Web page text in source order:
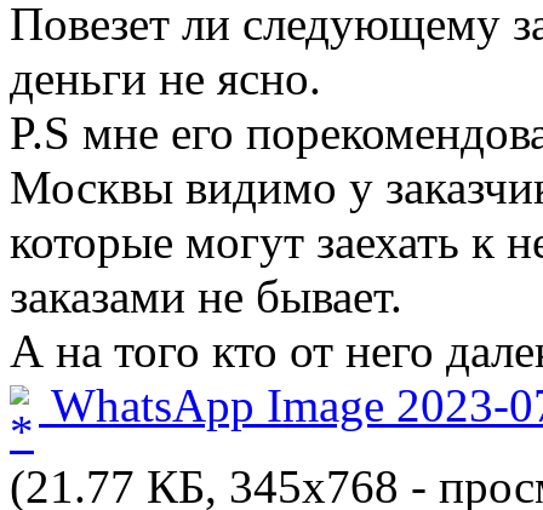
Повезет ли следующему
деньги не ясно.
P.S мне его
Москвы видимо у
которые могут заехать к
заказами не бывает.
А на того кто от него
WhatsApp Image 2023-
(21.77 КБ, 345x768 -